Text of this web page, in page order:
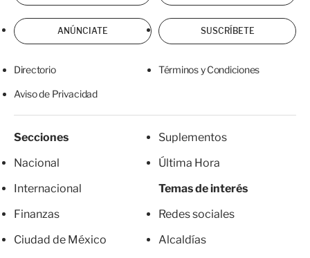
ANÚNCIATE SUSCRÍBETE
Directorio Términos y Condiciones
Aviso de Privacidad
Secciones
Nacional
Internacional
Finanzas
Ciudad de México
Suplementos
Última Hora
Temas de interés
Redes sociales
Alcaldías